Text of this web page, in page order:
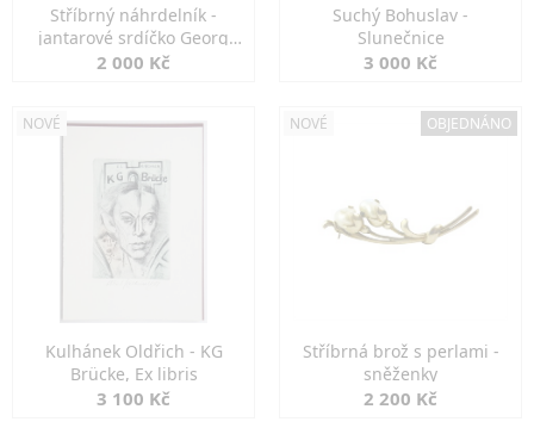
Stříbrný náhrdelník -
jantarové srdíčko Georg
Kramer
2 000 Kč
Suchý Bohuslav -
Slunečnice
3 000 Kč
NOVÉ
Kulhánek Oldřich - KG
Brücke, Ex libris
3 100 Kč
NOVÉ OBJEDNÁNO
Stříbrná brož s perlami -
sněženky
2 200 Kč